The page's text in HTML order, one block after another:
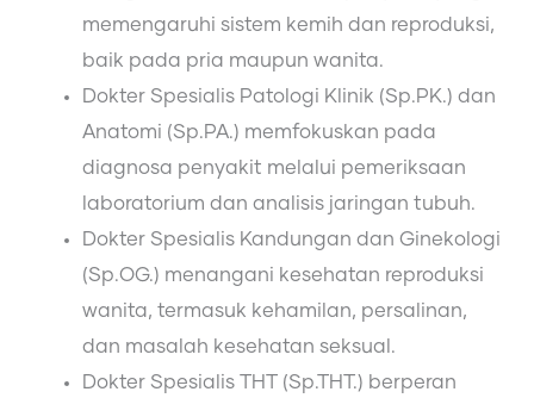
memengaruhi sistem kemih dan reproduksi,
baik pada pria maupun wanita.
Dokter Spesialis Patologi Klinik (Sp.PK.) dan
Anatomi (Sp.PA.) memfokuskan pada
diagnosa penyakit melalui pemeriksaan
laboratorium dan analisis jaringan tubuh.
Dokter Spesialis Kandungan dan Ginekologi
(Sp.OG.) menangani kesehatan reproduksi
wanita, termasuk kehamilan, persalinan,
dan masalah kesehatan seksual.
Dokter Spesialis THT (Sp.THT.) berperan